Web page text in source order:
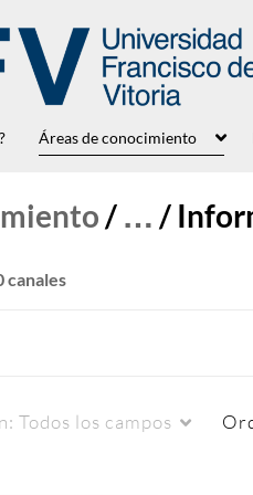
Áreas de conocimiento
/ … /
canales
Todos los campos